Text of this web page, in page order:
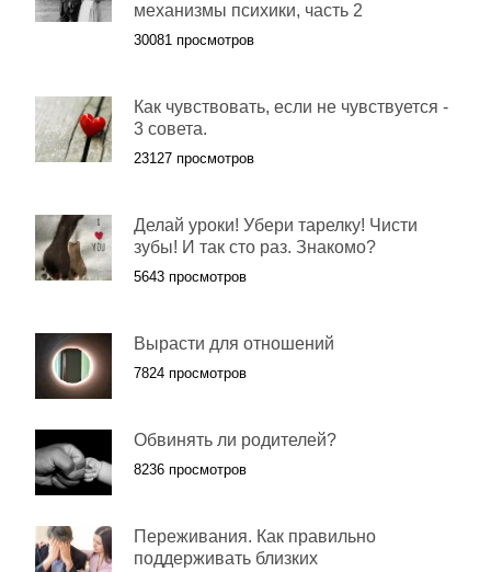
механизмы психики, часть 2
30081 просмотров
Как чувствовать, если не чувствуется -
3 совета.
23127 просмотров
Делай уроки! Убери тарелку! Чисти
зубы! И так сто раз. Знакомо?
5643 просмотров
Вырасти для отношений
7824 просмотров
Обвинять ли родителей?
8236 просмотров
Переживания. Как правильно
поддерживать близких